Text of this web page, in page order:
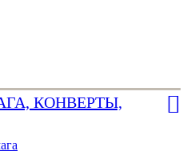
КОНВЕРТЫ,